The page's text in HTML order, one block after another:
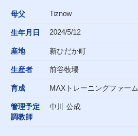
母父 Tiznow
生年月日 2024/5/12
産地 新ひだか町
生産者 前谷牧場
育成 MAXトレーニングファーム
管理予定
調教師
中川 公成